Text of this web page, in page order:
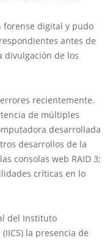
forense digital y pudo
antes de
divulgación de los
recientemente.
de múltiples
desarrollada
desarrollos de la
consolas web RAID 3;
críticas en lo
del Instituto
la presencia de